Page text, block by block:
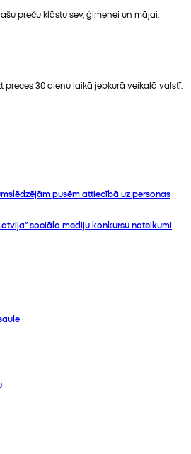
preču klāstu sev, ģimenei un mājai.
preces 30 dienu laikā jebkurā veikalā valstī.
pusēm attiecībā uz personas
sociālo mediju konkursu noteikumi